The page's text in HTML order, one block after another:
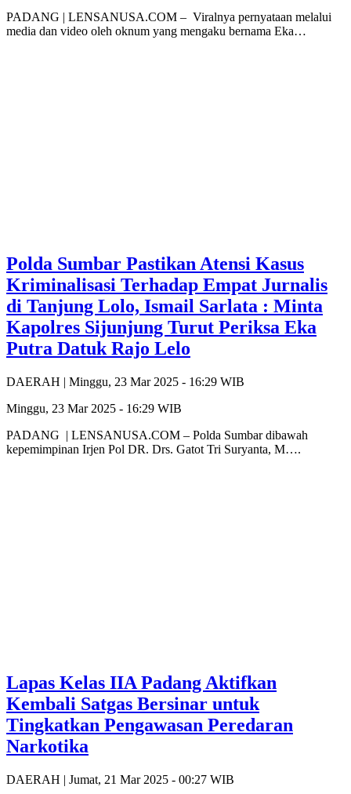
PADANG | LENSANUSA.COM – Viralnya pernyataan melalui
media dan video oleh oknum yang mengaku bernama Eka…
Polda Sumbar Pastikan Atensi Kasus
Kriminalisasi Terhadap Empat Jurnalis
di Tanjung Lolo, Ismail Sarlata : Minta
Kapolres Sijunjung Turut Periksa Eka
Putra Datuk Rajo Lelo
DAERAH | Minggu, 23 Mar 2025 - 16:29 WIB
Minggu, 23 Mar 2025 - 16:29 WIB
PADANG | LENSANUSA.COM – Polda Sumbar dibawah
kepemimpinan Irjen Pol DR. Drs. Gatot Tri Suryanta, M….
Lapas Kelas IIA Padang Aktifkan
Kembali Satgas Bersinar untuk
Tingkatkan Pengawasan Peredaran
Narkotika
DAERAH | Jumat, 21 Mar 2025 - 00:27 WIB